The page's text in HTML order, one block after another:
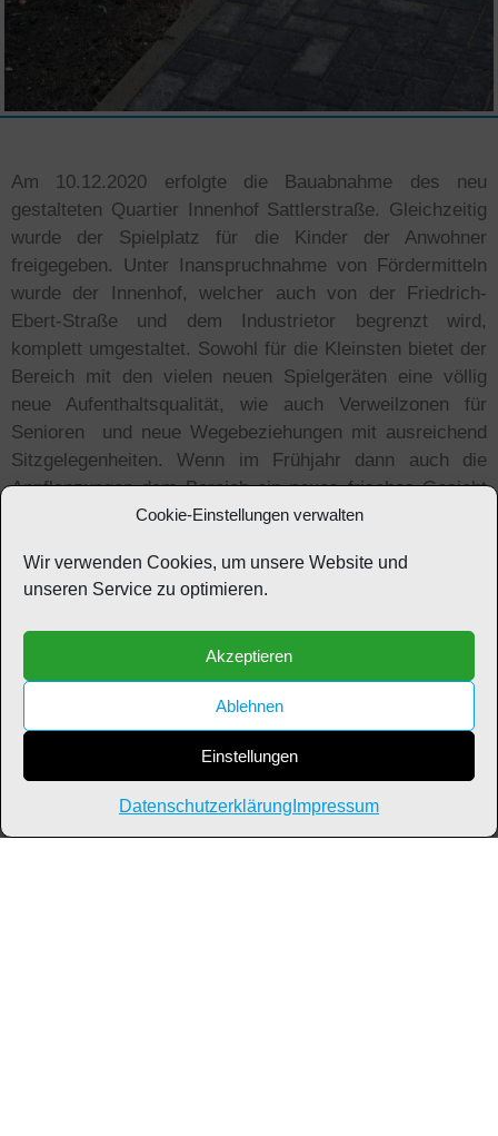
Cookie-Einstellungen verwalten
Wir verwenden Cookies, um unsere Website und
unseren Service zu optimieren.
Akzeptieren
Ablehnen
Einstellungen
Datenschutzerklärung Impressum
Am 10.12.2020 erfolgte die Bauabnahme des neu
gestalteten Quartier Innenhof Sattlerstraße. Gleichzeitig
wurde der Spielplatz für die Kinder der Anwohner
freigegeben. Unter Inanspruchnahme von Fördermitteln
wurde der Innenhof, welcher auch von der Friedrich-
Ebert-Straße und dem Industrietor begrenzt wird,
komplett umgestaltet. Sowohl für die Kleinsten bietet der
Bereich mit den vielen neuen Spielgeräten eine völlig
neue Aufenthaltsqualität, wie auch Verweilzonen für
Senioren und neue Wegebeziehungen mit ausreichend
Sitzgelegenheiten. Wenn im Frühjahr dann auch die
Anpflanzungen dem Bereich ein neues frisches Gesicht
geben, steht für alle Leunaer eine neue Erholungsoase
genommen werden wird.